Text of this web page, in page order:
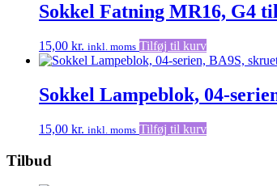
Sokkel Fatning MR16, G4
15,00 kr. inkl. moms Tilføj til kurv
Sokkel Lampeblok, 04-
15,00 kr. inkl. moms Tilføj til kurv
Tilbud